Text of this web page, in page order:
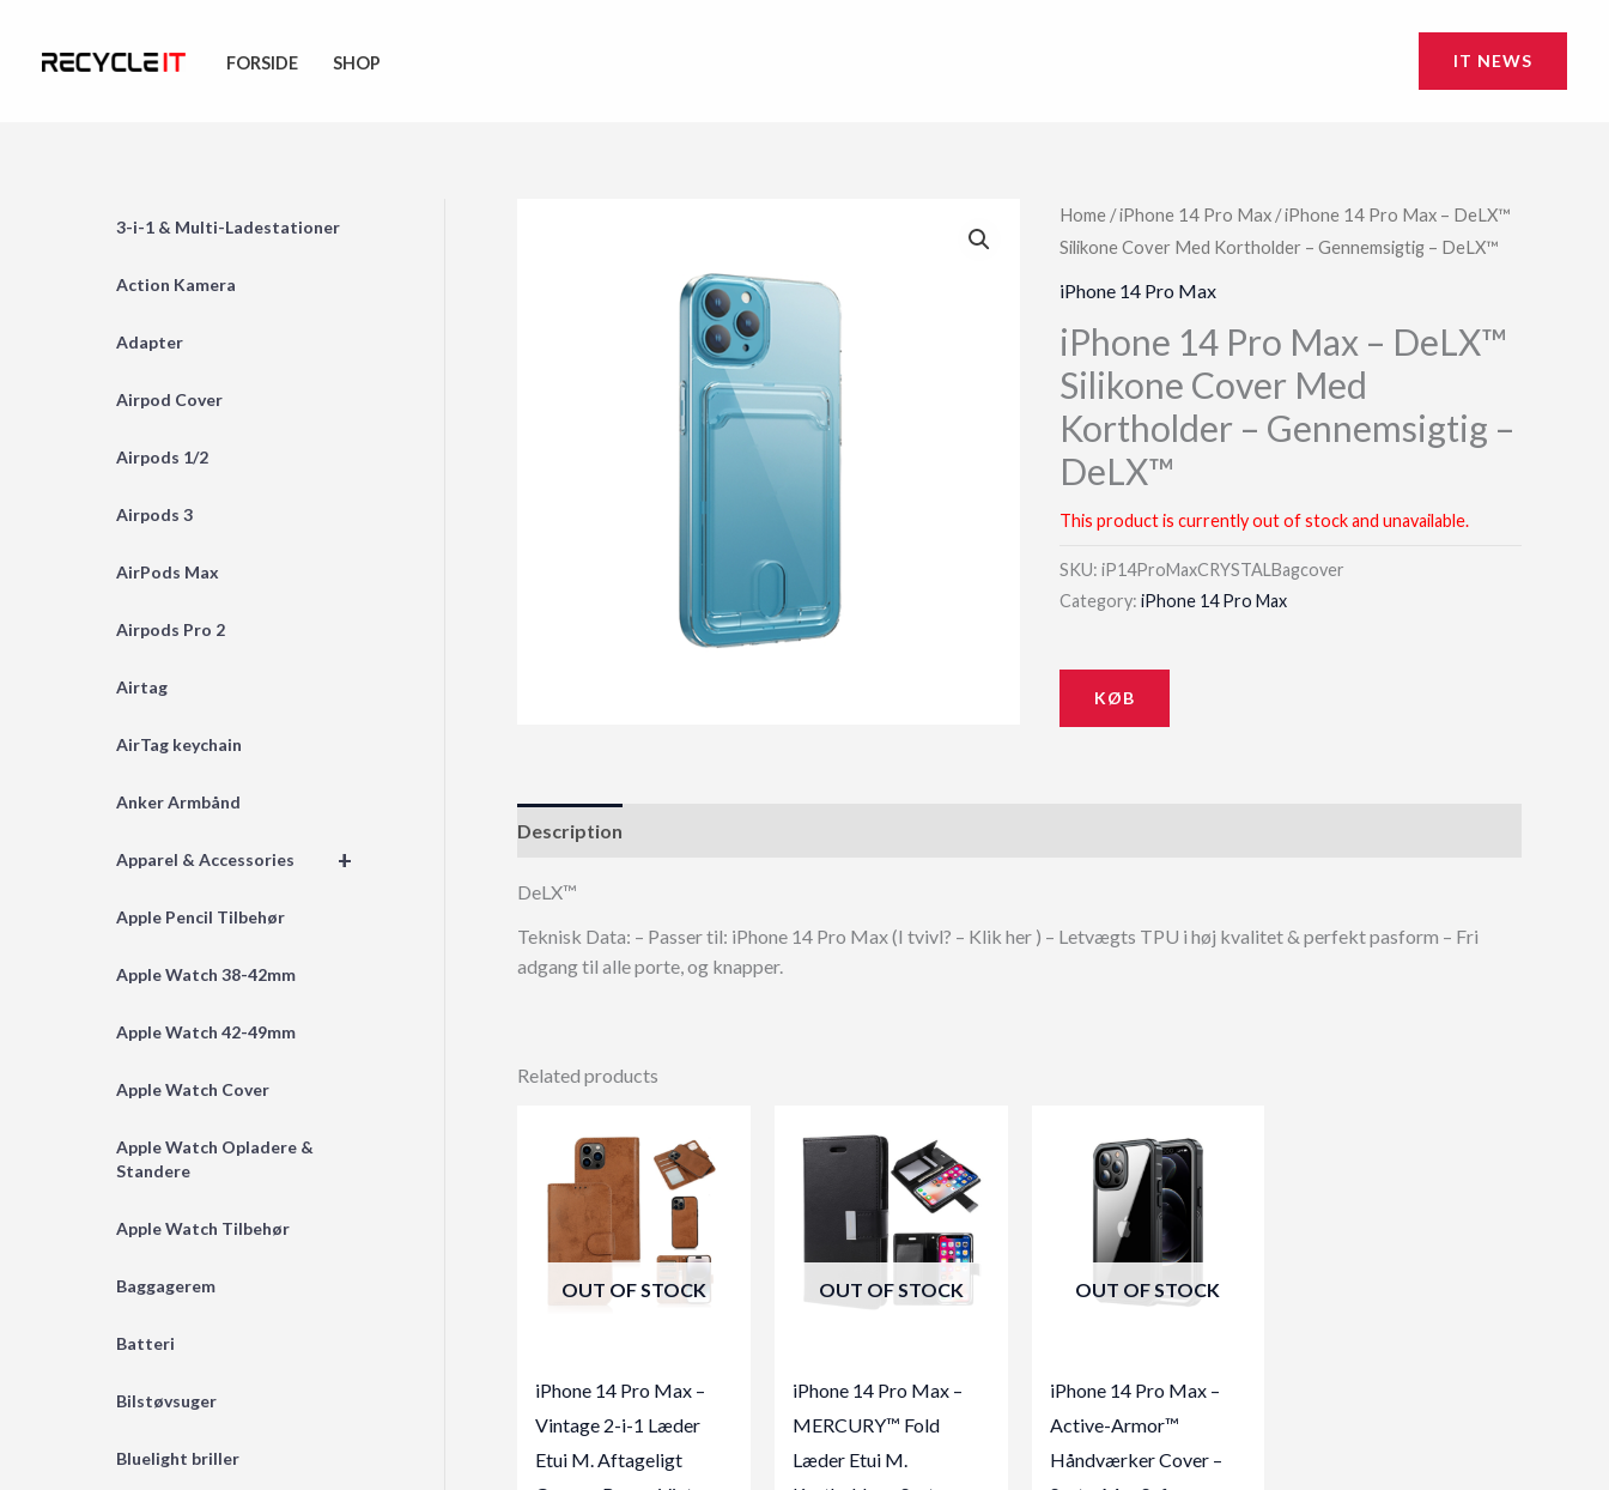
FORSIDE SHOP IT NEWS
3-i-1 & Multi-Ladestationer
Action Kamera
Adapter
Airpod Cover
Airpods 1/2
Airpods 3
AirPods Max
Airpods Pro 2
Airtag
AirTag keychain
Anker Armbånd
+
Apparel & Accessories
Apple Pencil Tilbehør
Apple Watch 38-42mm
Apple Watch 42-49mm
Apple Watch Cover
Apple Watch Opladere &
Standere
Apple Watch Tilbehør
Baggagerem
Batteri
Bilstøvsuger
Bluelight briller
Home /iPhone 14 Pro Max / iPhone 14 Pro Max – DeLX™
Silikone Cover Med Kortholder – Gennemsigtig – DeLX™
iPhone 14 Pro Max
iPhone 14 Pro Max – DeLX™
Silikone Cover Med
Kortholder – Gennemsigtig –
DeLX™
This product is currently out of stock and unavailable.
SKU:iP14ProMaxCRYSTALBagcover
Category:iPhone 14 Pro Max
KØB
Description
DeLX™
Teknisk Data: – Passer til: iPhone 14 Pro Max (I tvivl? – Klik her ) – Letvægts TPU i høj kvalitet & perfekt pasform – Fri
adgang til alle porte, og knapper.
Related products
OUT OF STOCK
iPhone 14 Pro Max –
Vintage 2-i-1 Læder
Etui M. Aftageligt
OUT OF STOCK
iPhone 14 Pro Max –
MERCURY™ Fold
Læder Etui M.
OUT OF STOCK
iPhone 14 Pro Max –
Active-Armor™
Håndværker Cover –